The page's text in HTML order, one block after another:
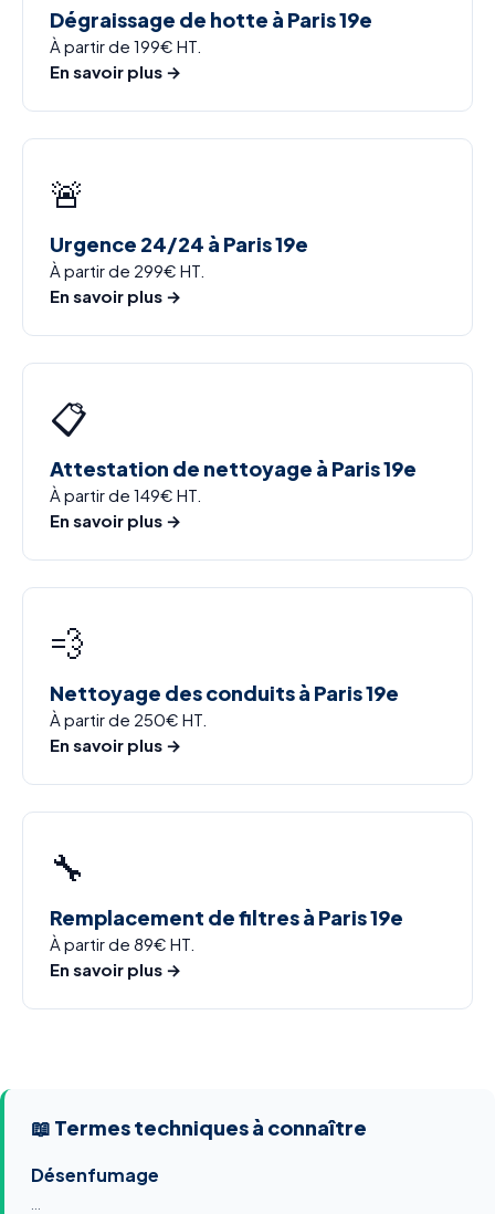
Dégraissage de hotte à Paris 19e
À partir de 199€ HT.
En savoir plus →
🚨
Urgence 24/24 à Paris 19e
À partir de 299€ HT.
En savoir plus →
📋
Attestation de nettoyage à Paris 19e
À partir de 149€ HT.
En savoir plus →
💨
Nettoyage des conduits à Paris 19e
À partir de 250€ HT.
En savoir plus →
🔧
Remplacement de filtres à Paris 19e
À partir de 89€ HT.
En savoir plus →
📖 Termes techniques à connaître
Désenfumage